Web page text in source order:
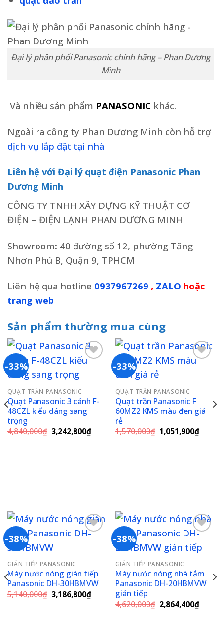
Đại lý phân phối Panasonic chính hãng – Phan Dương
Minh
Và nhiều sản phẩm PANASONIC khác.
Ngoài ra công ty Phan Dương Minh còn hỗ trợ
dịch vụ lắp đặt tại nhà
Liên hệ với Đại lý quạt điện Panasonic Phan
Dương Minh
CÔNG TY TNHH XÂY DỰNG KỸ THUẬT CƠ
ĐIỆN – ĐIỆN LẠNH PHAN DƯƠNG MINH
Showroom: 40 đường số 12, phường Tăng
Nhơn Phú B, Quận 9, TPHCM
Liên hệ qua hotline 0937967269 , ZALO hoặc
trang web
Sản phẩm thường mua cùng
-33%
wishlist
QUẠT TRẦN PANASONIC
Quạt Panasonic 3 cánh F-
48CZL kiểu dáng sang
trọng
4,840,000₫ Giá
gốc
3,242,800₫Giá
-33%
wishlist
QUẠT TRẦN PANASONIC
Quạt trần Panasonic F
60MZ2 KMS màu đen giá
rẻ
1,570,000₫ Giá
gốc
1,051,900₫Giá
-38%
GIÁN TIẾP PANASONIC
Máy nước nóng gián tiếp
Panasonic DH-30HBMVW
5,140,000₫ Giá
gốc
3,186,800₫Giá
-38%
GIÁN TIẾP PANASONIC
Máy nước nóng nhà tắm
Panasonic DH-20HBMVW
gián tiếp
4,620,000₫ Giá
gốc
2,864,400₫Giá